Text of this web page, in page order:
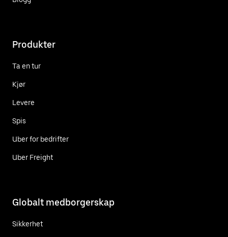
Produkter
Ta en tur
Kjør
Levere
Spis
Uber for bedrifter
Uber Freight
Globalt medborgerskap
Sikkerhet